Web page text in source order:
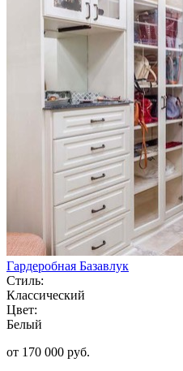
Гардеробная Базавлук
Стиль:
Классический
Цвет:
Белый
от 170 000 руб.